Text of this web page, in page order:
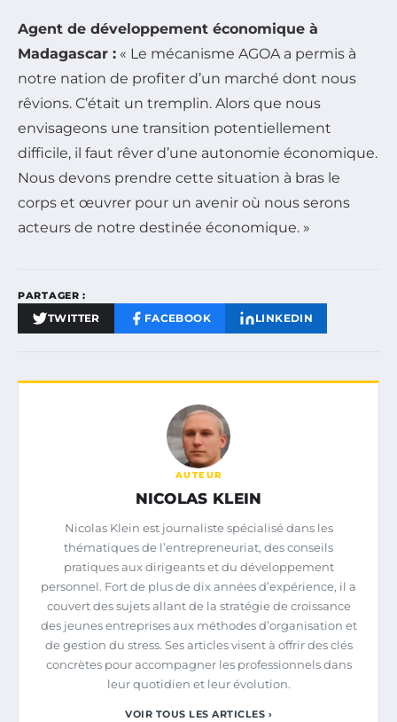
Agent de développement économique à
Madagascar : « Le mécanisme AGOA a permis à
notre nation de profiter d’un marché dont nous
rêvions. C’était un tremplin. Alors que nous
envisageons une transition potentiellement
difficile, il faut rêver d’une autonomie économique.
Nous devons prendre cette situation à bras le
corps et œuvrer pour un avenir où nous serons
acteurs de notre destinée économique. »
PARTAGER :
TWITTER FACEBOOK LINKEDIN
AUTEUR
NICOLAS KLEIN
Nicolas Klein est journaliste spécialisé dans les
thématiques de l’entrepreneuriat, des conseils
pratiques aux dirigeants et du développement
personnel. Fort de plus de dix années d’expérience, il a
couvert des sujets allant de la stratégie de croissance
des jeunes entreprises aux méthodes d’organisation et
de gestion du stress. Ses articles visent à offrir des clés
concrètes pour accompagner les professionnels dans
leur quotidien et leur évolution.
VOIR TOUS LES ARTICLES ›